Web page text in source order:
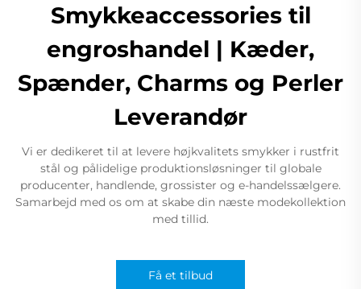
Smykkeaccessories til
engroshandel | Kæder,
Spænder, Charms og Perler
Leverandør
Vi er dedikeret til at levere højkvalitets smykker i rustfrit
stål og pålidelige produktionsløsninger til globale
producenter, handlende, grossister og e-handelssælgere.
Samarbejd med os om at skabe din næste modekollektion
med tillid.
Få et tilbud